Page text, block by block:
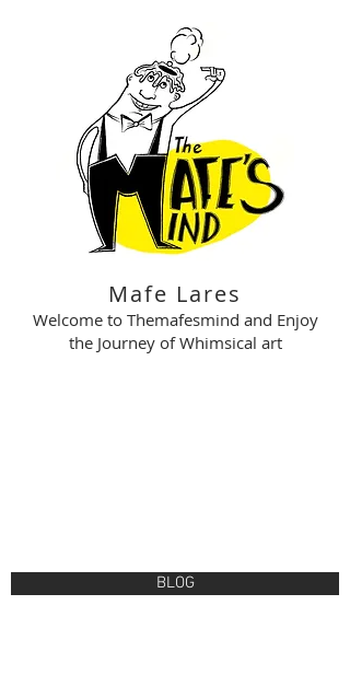
Mafe Lares
Welcome to Themafesmind and Enjoy
the Journey of Whimsical art
BLOG